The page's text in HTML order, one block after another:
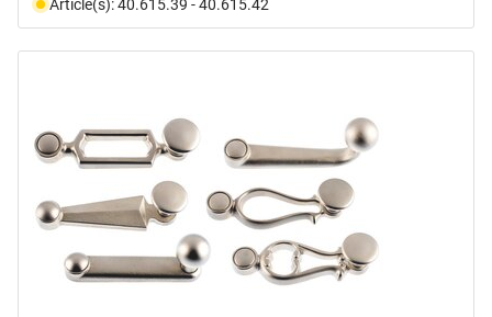
Article(s): 40.615.39 - 40.615.42